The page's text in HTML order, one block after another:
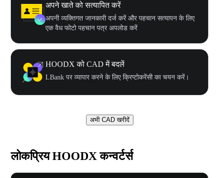
अपने खाते को सत्यापित करें
अपनी व्यक्तिगत जानकारी दर्ज करें और पहचान सत्यापन के लिए
एक वैध फोटो पहचान पत्र अपलोड करें
HOODX को CAD में बदलें
LBank पर व्यापार करने के लिए क्रिप्टोकरेंसी का चयन करें।
अभी CAD खरीदें
लोकप्रिय HOODX कन्वर्टर्स